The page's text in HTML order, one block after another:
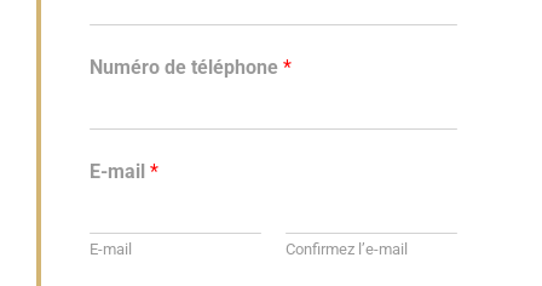
Numéro de téléphone *
E-mail *
E-mail Confirmez l’e-mail